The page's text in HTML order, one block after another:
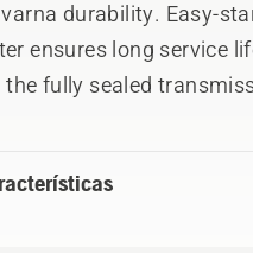
durability. Easy-
ensures long service
the fully sealed